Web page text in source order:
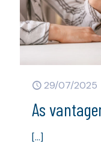
29/07/2025
As
[…]